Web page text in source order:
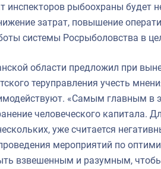
инспекторов рыбоохраны будет
затрат, повышение
системы Росрыболовства в
области предложил при
теруправления учесть
«Самым главным в
человеческого капитала.
уже считается
мероприятий по
взвешенным и разумным,